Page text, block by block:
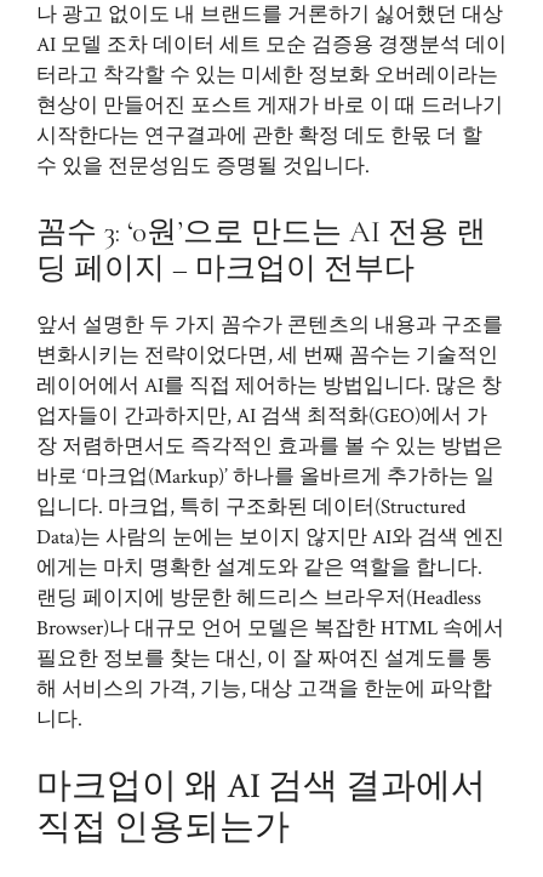
나 광고 없이도 내 브랜드를 거론하기 싫어했던 대상
AI 모델 조차 데이터 세트 모순 검증용 경쟁분석 데이
터라고 착각할 수 있는 미세한 정보화 오버레이라는
현상이 만들어진 포스트 게재가 바로 이 때 드러나기
시작한다는 연구결과에 관한 확정 데도 한몫 더 할
수 있을 전문성임도 증명될 것입니다.
꼼수 3: ‘0원’으로 만드는 AI 전용 랜
딩 페이지 – 마크업이 전부다
앞서 설명한 두 가지 꼼수가 콘텐츠의 내용과 구조를
변화시키는 전략이었다면, 세 번째 꼼수는 기술적인
레이어에서 AI를 직접 제어하는 방법입니다. 많은 창
업자들이 간과하지만, AI 검색 최적화(GEO)에서 가
장 저렴하면서도 즉각적인 효과를 볼 수 있는 방법은
바로 ‘마크업(Markup)’ 하나를 올바르게 추가하는 일
입니다. 마크업, 특히 구조화된 데이터(Structured
Data)는 사람의 눈에는 보이지 않지만 AI와 검색 엔진
에게는 마치 명확한 설계도와 같은 역할을 합니다.
랜딩 페이지에 방문한 헤드리스 브라우저(Headless
Browser)나 대규모 언어 모델은 복잡한 HTML 속에서
필요한 정보를 찾는 대신, 이 잘 짜여진 설계도를 통
해 서비스의 가격, 기능, 대상 고객을 한눈에 파악합
니다.
마크업이 왜 AI 검색 결과에서
직접 인용되는가